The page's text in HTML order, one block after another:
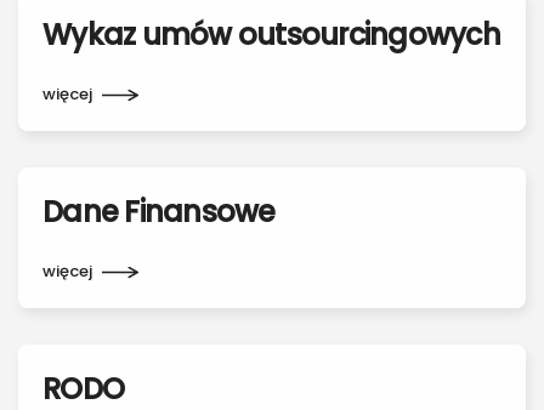
Wykaz umów outsourcingowych
więcej
Dane Finansowe
więcej
RODO